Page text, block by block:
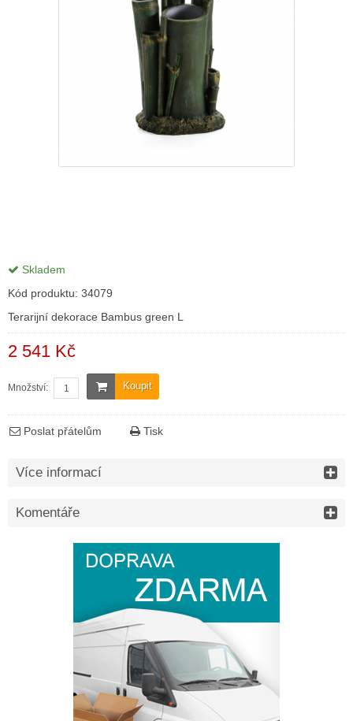
Skladem
Kód produktu: 34079
Terarijní dekorace Bambus green L
2 541 Kč
Koupit
Množství:
Poslat přátelům Tisk
Více informací
Komentáře